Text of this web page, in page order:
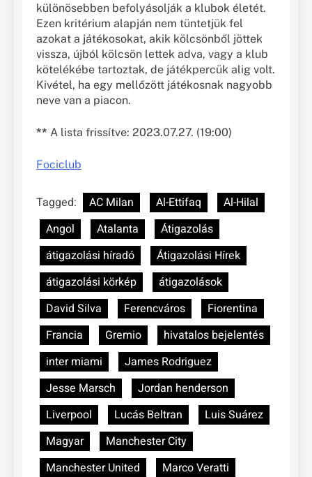
különösebben befolyásolják a klubok életét.
Ezen kritérium alapján nem tüntetjük fel
azokat a játékosokat, akik kölcsönből jöttek
vissza, újból kölcsön lettek adva, vagy a klub
kötelékébe tartoztak, de játékpercük alig volt.
Kivétel, ha egy mellőzött játékosnak nagyobb
neve van a piacon.
** A lista frissítve: 2023.07.27. (19:00)
Fociclub
Tagged: AC Milan Al-Ettifaq
Al-Hilal
Angol
Atalanta
Átigazolás
átigazolási híradó
Átigazolási Hírek
átigazolási körkép
átigazolások
David Silva
Ferencváros
Fiorentina
Francia
Gremio
hivatalos bejelentés
inter miami
James Rodriguez
Jesse Marsch
Jordan henderson
Liverpool
Lucás Beltran
Luis Suárez
Magyar
Manchester City
Manchester United
Marco Veratti